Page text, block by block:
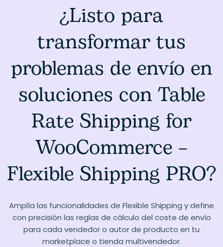
¿Listo para
transformar tus
problemas de envío en
soluciones con Table
Rate Shipping for
WooCommerce –
Flexible Shipping PRO?
Amplía las funcionalidades de Flexible Shipping y define
con precisión las reglas de cálculo del coste de envío
para cada vendedor o autor de producto en tu
marketplace o tienda multivendedor.